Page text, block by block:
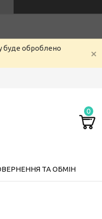
буде оброблено
ТА ОБМІН